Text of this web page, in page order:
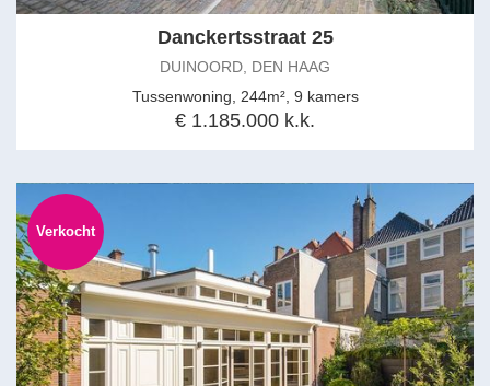
Danckertsstraat 25
DUINOORD, DEN HAAG
Tussenwoning, 244m², 9 kamers
€ 1.185.000 k.k.
Verkocht